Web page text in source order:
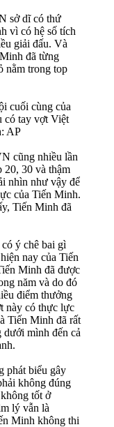
sở dĩ có thứ
vì có hệ số tích
giải đấu. Và
đã từng
nằm trong top
cuối cùng của
có tay vợt Việt
AP
cũng nhiều lần
20, 30 và thậm
nhìn như vậy để
của Tiến Minh.
Tiến Minh đã
ý chê bai gì
nay của Tiến
Minh đã được
năm và do đó
điểm thưởng
này có thực lực
Tiến Minh đã rất
dưới mình đến cả
phát biểu gây
không đúng
tốt ở
lý vẫn là
Minh không thi